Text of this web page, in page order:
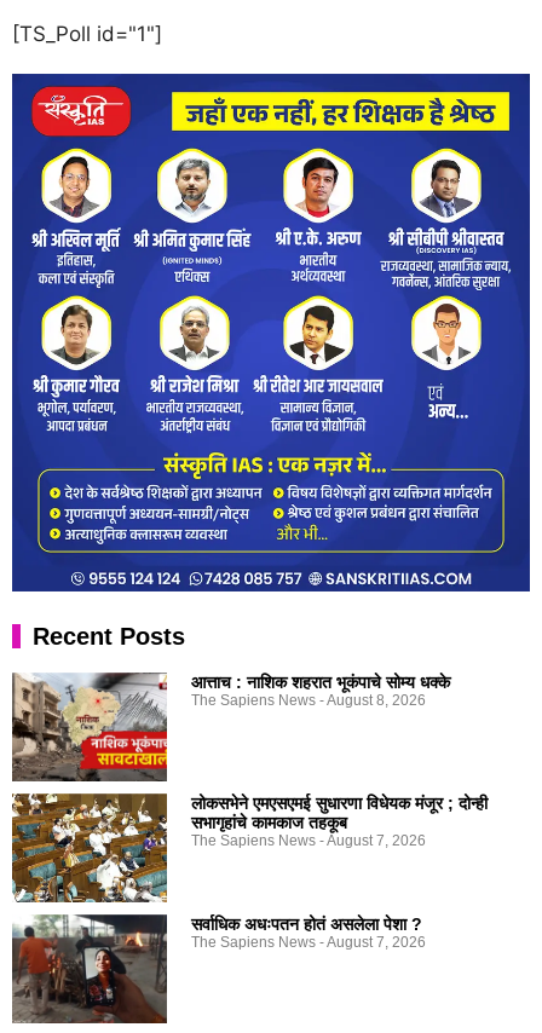
[TS_Poll id="1"]
Recent Posts
आत्ताच : नाशिक शहरात भूकंपाचे सोम्य धक्के
The Sapiens News August 8, 2026
लोकसभेने एमएसएमई सुधारणा विधेयक मंजूर ; दोन्ही
सभागृहांचे कामकाज तहकूब
The Sapiens News August 7, 2026
सर्वाधिक अधःपतन होतं असलेला पेशा ?
The Sapiens News August 7, 2026